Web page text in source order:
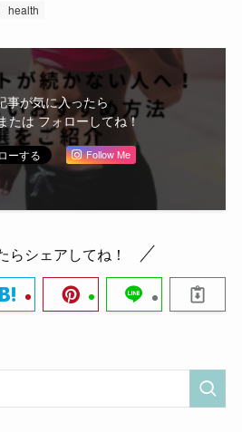
health
事が気に入ったら
たは フォローしてね！
Follow Me
らシェアしてね！